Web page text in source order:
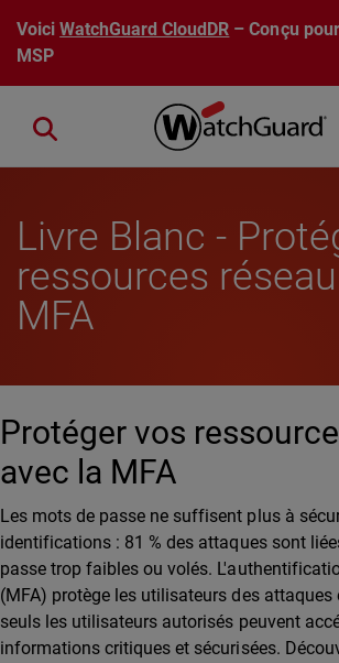
Aller au contenu principal
VoiciWatchGuard CloudDR – Conçu
MSP
Close search
Livre Blanc -
ressources
MFA
Protéger vos
avec la MFA
Les mots de passe ne suffisent plus à
identifications : 81 % des attaques sont
passe trop faibles ou volés.
(MFA) protège les utilisateurs des attaques
seuls les utilisateurs autorisés peuvent
informations critiques et sécurisées.